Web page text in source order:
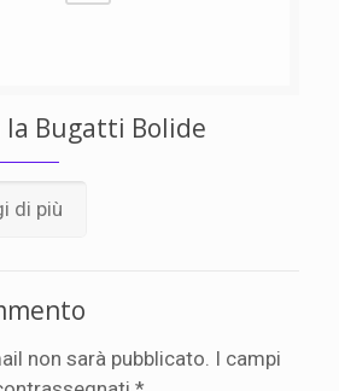
Bugatti Bolide
di più
non sarà pubblicato. I campi